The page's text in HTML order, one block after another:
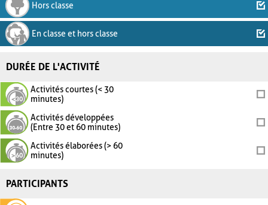
Hors classe
En classe et hors classe
DURÉE DE L'ACTIVITÉ
Activités courtes (< 30
minutes)
Activités développées
(Entre 30 et 60 minutes)
Activités élaborées (> 60
minutes)
PARTICIPANTS